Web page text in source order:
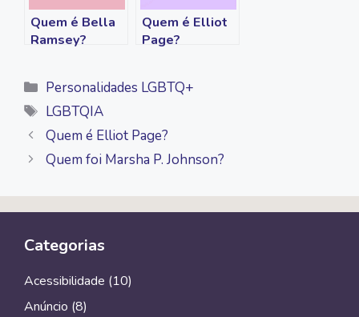
Quem é Bella
Ramsey?
Quem é Elliot
Page?
Categorias
Personalidades LGBTQ+
Tags
LGBTQIA
Quem é Elliot Page?
Quem foi Marsha P. Johnson?
Categorias
Acessibilidade (10)
Anúncio (8)